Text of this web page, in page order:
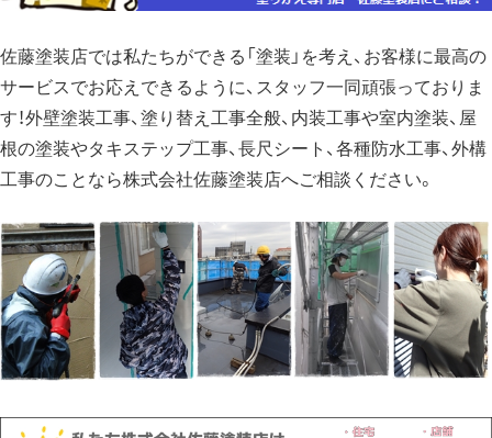
佐藤塗装店では私たちができる「塗装」を考え、お客様に最高の
サービスでお応えできるように、スタッフ一同頑張っておりま
す！外壁塗装工事、塗り替え工事全般、内装工事や室内塗装、屋
根の塗装やタキステップ工事、長尺シート、各種防水工事、外構
工事のことなら株式会社佐藤塗装店へご相談ください。